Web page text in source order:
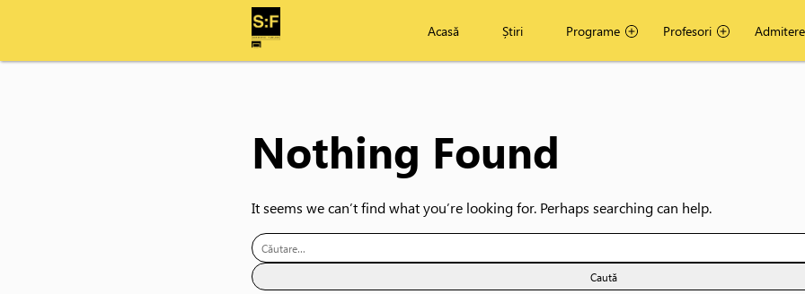
Acasă Știri Programe Profesori Admitere
Nothing Found
It seems we can’t find what you’re looking for. Perhaps searching can help.